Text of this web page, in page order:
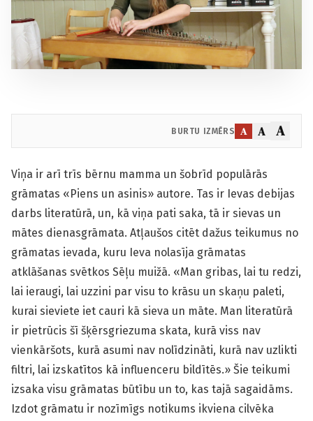
BURTU IZMĒRS A A A
Viņa ir arī trīs bērnu mamma un šobrīd populārās
grāmatas «Piens un asinis» autore. Tas ir Ievas debijas
darbs literatūrā, un, kā viņa pati saka, tā ir sievas un
mātes dienasgrāmata. Atļaušos citēt dažus teikumus no
grāmatas ievada, kuru Ieva nolasīja grāmatas
atklāšanas svētkos Sēļu muižā. «Man gribas, lai tu redzi,
lai ieraugi, lai uzzini par visu to krāsu un skaņu paleti,
kurai sieviete iet cauri kā sieva un māte. Man literatūrā
ir pietrūcis šī šķērsgriezuma skata, kurā viss nav
vienkāršots, kurā asumi nav nolīdzināti, kurā nav uzlikti
filtri, lai izskatītos kā influenceru bildītēs.» Šie teikumi
izsaka visu grāmatas būtību un to, kas tajā sagaidāms.
Izdot grāmatu ir nozīmīgs notikums ikviena cilvēka